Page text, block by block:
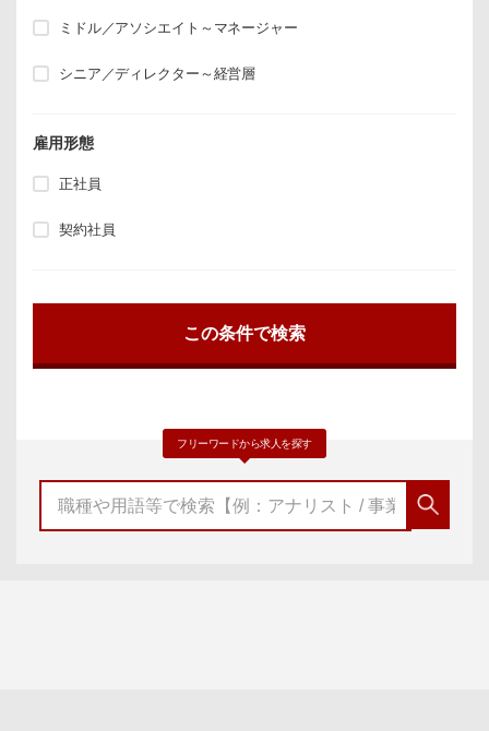
ミドル／アソシエイト～マネージャー
シニア／ディレクター～経営層
雇用形態
正社員
契約社員
フリーワードから求人を探す